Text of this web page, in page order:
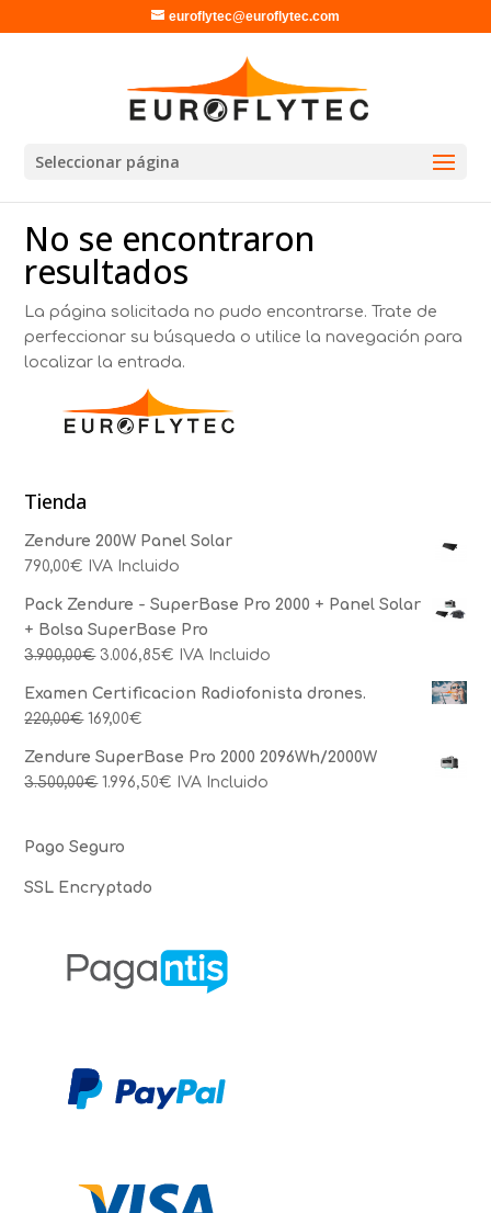
euroflytec@euroflytec.com
Seleccionar página
No se encontraron
resultados
La página solicitada no pudo encontrarse. Trate de
perfeccionar su búsqueda o utilice la navegación para
localizar la entrada.
Tienda
Zendure 200W Panel Solar
790,00€ IVA Incluido
Pack Zendure - SuperBase Pro 2000 + Panel Solar
+ Bolsa SuperBase Pro
3.900,00€ 3.006,85€ IVA Incluido
Examen Certificacion Radiofonista drones.
220,00€ 169,00€
Zendure SuperBase Pro 2000 2096Wh/2000W
3.500,00€ 1.996,50€ IVA Incluido
Pago Seguro
SSL Encryptado